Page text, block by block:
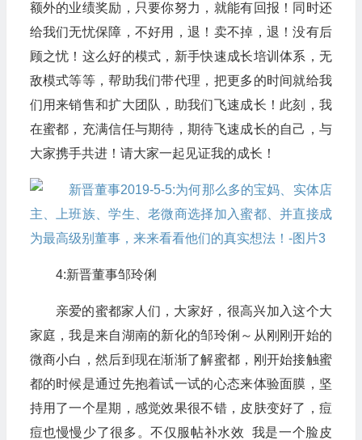
额外的业绩奖励，只要你努力，就能有回报！同时还
给我们无忧保障，不好用，退！卖不掉，退！没有后
顾之忧！这么好的模式，新手快速成长培训体系，无
敌模式等等，帮助我们带代理，把更多的时间就给我
们用来销售和扩大团队，助我们飞速成长！此刻，我
在蜜都，充满信任与期待，期待飞速成长的自己，与
大家携手共进！请大家一起见证我的成长！
4:新晋董事邹玲俐
亲爱的蜜都家人们，大家好，很高兴加入这个大
家庭，我是来自湖南的新化的邹玲俐～从刚刚开始的
微商小白，然后到现在渐渐了解蜜都，刚开始接触蜜
都的时候是通过先抱着试一试的心态来体验面膜，坚
持用了一个星期，感觉效果很不错，皮肤变好了，痘
痘也慢慢少了很多。不仅服帖补水效 我是一个脸皮